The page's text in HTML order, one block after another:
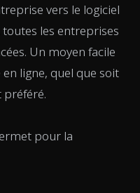
vers le logiciel
les entreprises
Un moyen facile
ligne, quel que soit
pour la